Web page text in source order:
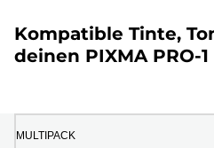
Kompatible Tinte,
deinen PIXMA PRO-1
MULTIPACK